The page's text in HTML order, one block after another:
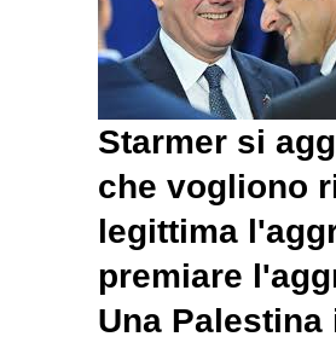
Starmer si
che vogliono
legittima
premiare
Una